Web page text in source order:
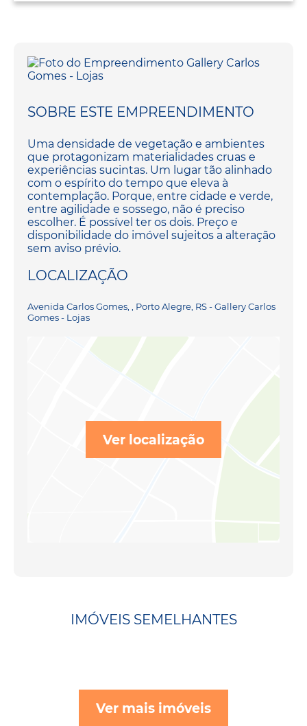
SOBRE ESTE EMPREENDIMENTO
Uma densidade de vegetação e ambientes
que protagonizam materialidades cruas e
experiências sucintas. Um lugar tão alinhado
com o espírito do tempo que eleva à
contemplação. Porque, entre cidade e verde,
entre agilidade e sossego, não é preciso
escolher. É possível ter os dois. Preço e
disponibilidade do imóvel sujeitos a alteração
sem aviso prévio.
LOCALIZAÇÃO
Avenida Carlos Gomes, , Porto Alegre, RS - Gallery Carlos
Gomes - Lojas
Ver localização
IMÓVEIS SEMELHANTES
Ver mais imóveis